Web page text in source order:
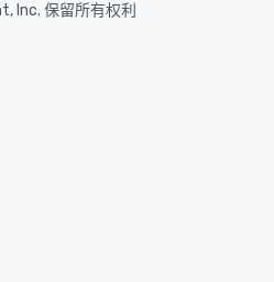
Inc. 保留所有权利